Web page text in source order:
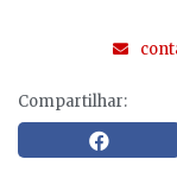
Compartilhar: